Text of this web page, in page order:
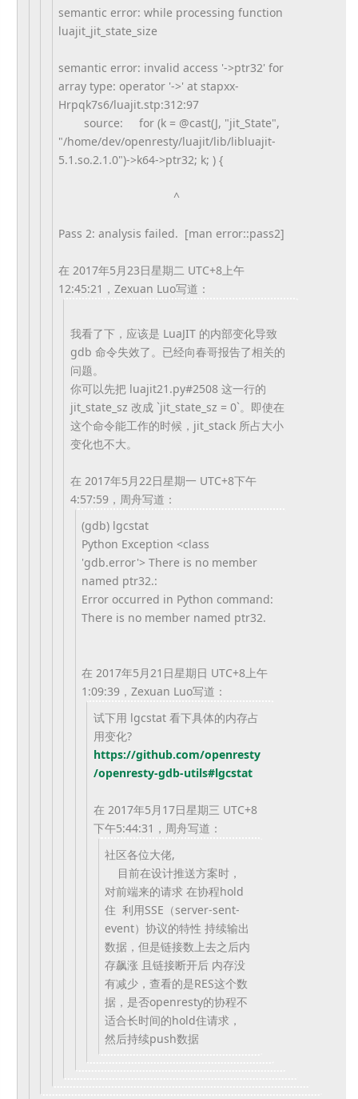
semantic error: while processing function
luajit_jit_state_size
semantic error: invalid access '->ptr32' for
array type: operator '->' at stapxx-
Hrpqk7s6/luajit.stp:312:97
source: for (k = @cast(J, "jit_State",
"/home/dev/openresty/luajit/lib/libluajit-
5.1.so.2.1.0")->k64->ptr32; k; ) {
^
Pass 2: analysis failed. [man error::pass2]
在 2017年5月23日星期二 UTC+8上午
12:45:21，Zexuan Luo写道：
我看了下，应该是 LuaJIT 的内部变化导致
gdb 命令失效了。已经向春哥报告了相关的
问题。
你可以先把 luajit21.py#2508 这一行的
jit_state_sz 改成 `jit_state_sz = 0`。即使在
这个命令能工作的时候，jit_stack 所占大小
变化也不大。
在 2017年5月22日星期一 UTC+8下午
4:57:59，周舟写道：
(gdb) lgcstat
Python Exception <class
'gdb.error'> There is no member
named ptr32.:
Error occurred in Python command:
There is no member named ptr32.
在 2017年5月21日星期日 UTC+8上午
1:09:39，Zexuan Luo写道：
试下用 lgcstat 看下具体的内存占
用变化?
https://github.com/openresty
/openresty-gdb-utils#lgcstat
在 2017年5月17日星期三 UTC+8
下午5:44:31，周舟写道：
社区各位大佬,
目前在设计推送方案时，
对前端来的请求 在协程hold
住 利用SSE（server-sent-
event）协议的特性 持续输出
数据，但是链接数上去之后内
存飙涨 且链接断开后 内存没
有减少，查看的是RES这个数
据， 是否openresty的协程不
适合长时间的hold住请求，
然后持续push数据